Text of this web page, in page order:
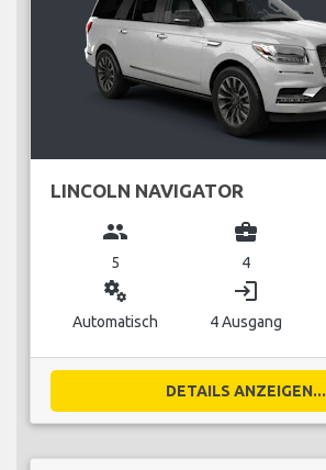
LINCOLN NAVIGATOR
group
5
business_center
4
miscellaneous_services
Automatisch
login
4 Ausgang
DETAILS ANZEIGEN...